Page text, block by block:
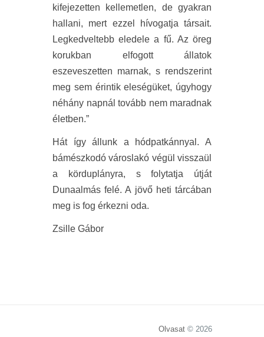
kifejezetten kellemetlen, de gyakran
hallani, mert ezzel hívogatja társait.
Legkedveltebb eledele a fű. Az öreg
korukban elfogott állatok
eszeveszetten marnak, s rendszerint
meg sem érintik eleségüket, úgyhogy
néhány napnál tovább nem maradnak
életben.”
Hát így állunk a hódpatkánnyal. A
bámészkodó városlakó végül visszaül
a körduplányra, s folytatja útját
Dunaalmás felé. A jövő heti tárcában
meg is fog érkezni oda.
Zsille Gábor
Olvasat © 2026